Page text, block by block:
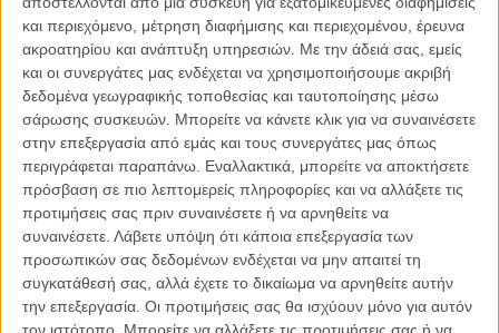
και περιεχόμενο, μέτρηση διαφήμισης και περιεχομένου, έρευνα
ακροατηρίου και ανάπτυξη υπηρεσιών. Με την άδειά σας, εμείς
και οι συνεργάτες μας ενδέχεται να χρησιμοποιήσουμε ακριβή
δεδομένα γεωγραφικής τοποθεσίας και ταυτοποίησης μέσω
σάρωσης συσκευών. Μπορείτε να κάνετε κλικ για να συναινέσετε
στην επεξεργασία από εμάς και τους συνεργάτες μας όπως
περιγράφεται παραπάνω. Εναλλακτικά, μπορείτε να αποκτήσετε
πρόσβαση σε πιο λεπτομερείς πληροφορίες και να αλλάξετε τις
προτιμήσεις σας πριν συναινέσετε ή να αρνηθείτε να
συναινέσετε. Λάβετε υπόψη ότι κάποια επεξεργασία των
προσωπικών σας δεδομένων ενδέχεται να μην απαιτεί τη
συγκατάθεσή σας, αλλά έχετε το δικαίωμα να αρνηθείτε αυτήν
την επεξεργασία. Οι προτιμήσεις σας θα ισχύουν μόνο για αυτόν
τον ιστότοπο. Μπορείτε να αλλάξετε τις προτιμήσεις σας ή να
Και δεν αναφέρεται κανείς στην επιλογή της νούμερο ένα ταινίας της
χρονιάς - κατά τους συντάκτες του - που δικαιωματικά είναι το
«Holy Motors» του Λεός Καράξ, επιβεβαιώνοντας πως οι παλιές
αγάπες δεν πάνε στο παράδεισο αλλά παραμένουν σταθερές
μέχρι... θανάτου: τα Cahiers du Cinema είχαν ψηφίσει το «Mauvais
Sang» στο νούμερο 5 της χρονιάς 1986 και τους «Εραστές της
Γέφυρας» στο νούμερο 9 του 1991.
Οι αμφιλεγόμενες επιλογές των Cahiers du Cinema (ποιος μπορεί
να ξεχάσει πως το 2008 είχαν ψηφίσει καλύτερη ταινία της χρονιάς
το «Redacted» του Μπράιαν Ντε Πάλμα;) ξεκινούν... από το
νούμερο 3, όπου το μετριότατο «Twixt» του Φράνσις Φορντ
Κόπολα βρίσκεται πάνω από το ακόμη πιο μέτριο «4:44 Last Day
On Earth» του Εϊμπελ Φεράρα, το οποίο δεν είναι η μόνη ταινία του